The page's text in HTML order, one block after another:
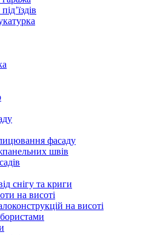
фасаду
швів
снігу та криги
на висоті
на висоті